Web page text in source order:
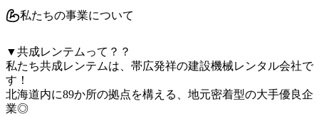
私たちの事業について
▼共成レンテムって？？
私たち共成レンテムは、帯広発祥の建設機械レンタル会社で
す！
北海道内に89か所の拠点を構える、地元密着型の大手優良企
業◎